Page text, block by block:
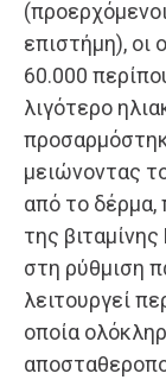
επιστήμη), οι
60.000
λιγότερο
μειώνοντας
από το δέρμα,
της
στη ρύθμιση
λειτουργεί
οποία